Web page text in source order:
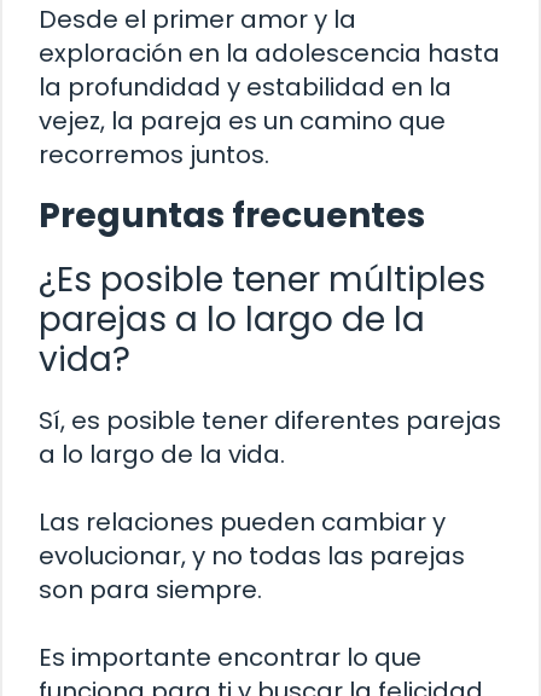
Desde el primer amor y la
exploración en la adolescencia hasta
la profundidad y estabilidad en la
vejez, la pareja es un camino que
recorremos juntos.
Preguntas frecuentes
¿Es posible tener múltiples
parejas a lo largo de la
vida?
Sí, es posible tener diferentes parejas
a lo largo de la vida.
Las relaciones pueden cambiar y
evolucionar, y no todas las parejas
son para siempre.
Es importante encontrar lo que